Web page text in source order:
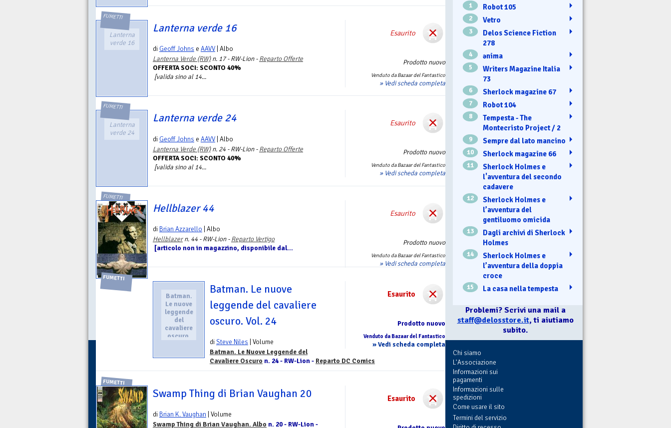
Esaurito
Prodotto nuovo
Venduto da Bazaar del Fantastico
» Vedi scheda completa
FUMETTI
Lanterna
verde 16
Lanterna verde 16
di Geoff Johns e AAVV | Albo
Lanterna Verde (RW)n. 17 - RW-Lion -Reparto Offerte
OFFERTA SOCI: SCONTO 40%
[valida sino al 14...
Esaurito
Prodotto nuovo
Venduto da Bazaar del Fantastico
» Vedi scheda completa
FUMETTI
Lanterna
verde 24
Lanterna verde 24
di Geoff Johns e AAVV | Albo
Lanterna Verde (RW)n. 24 - RW-Lion -Reparto Offerte
OFFERTA SOCI: SCONTO 40%
[valida sino al 14...
Esaurito
Prodotto nuovo
Venduto da Bazaar del Fantastico
» Vedi scheda completa
FUMETTI
Hellblazer 44
di Brian Azzarello | Albo
Hellblazern. 44 - RW-Lion -Reparto Vertigo
[articolo non in magazzino, disponibile dal...
Esaurito
Prodotto nuovo
Venduto da Bazaar del Fantastico
» Vedi scheda completa
FUMETTI
Batman.
Le nuove
leggende
del
cavaliere
oscuro.
Batman. Le nuove
leggende del cavaliere
oscuro. Vol. 24
diSteve Niles | Volume
Batman. Le Nuove Leggende del
Cavaliere Oscuro n. 24 - RW-Lion - Reparto DC Comics
Esaurito
FUMETTI
Swamp Thing di Brian Vaughan 20
di Brian K. Vaughan | Volume
Swamp Thing di Brian Vaughan. Albo n. 20 - RW-Lion -
1 Robot 105
2 Vetro
3
Delos Science Fiction
278
4 ənima
5
Writers Magazine Italia
73
6 Sherlock magazine 67
7 Robot 104
8
Tempesta - The
Montecristo Project / 2
9 Sempre dal lato mancino
10 Sherlock magazine 66
11
Sherlock Holmes e
l'avventura del secondo
cadavere
12
Sherlock Holmes e
l’avventura del
gentiluomo omicida
13
Dagli archivi di Sherlock
Holmes
14
Sherlock Holmes e
l’avventura della doppia
croce
15 La casa nella tempesta
Problemi? Scrivi una mail a
staff@delosstore.it, ti aiutiamo
subito.
Chi siamo
L'Associazione
Informazioni sui
pagamenti
Informazioni sulle
spedizioni
Come usare il sito
Termini del servizio